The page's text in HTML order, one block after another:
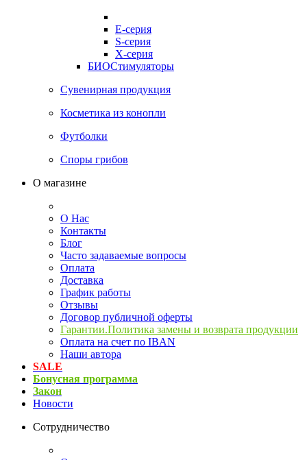
E-серия
S-серия
X-серия
БИОСтимуляторы
Сувенирная продукция
Косметика из конопли
Футболки
Споры грибов
О магазине
О Нас
Контакты
Блог
Часто задаваемые вопросы
Оплата
Доставка
График работы
Отзывы
Договор публичной оферты
Гарантии.Политика замены и возврата продукции
Оплата на счет по IBAN
Наши автора
SALE
Бонусная программа
Закон
Новости
Сотрудничество